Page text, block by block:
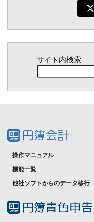
サイト内検索
操作マニュアル
機能一覧
他社ソフトからのデータ移行